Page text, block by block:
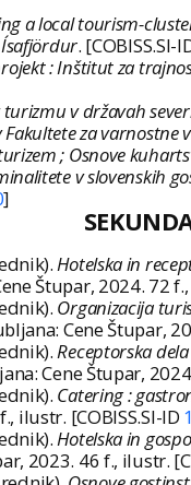
a local tourism-
Ísafjördur. [COBISS.SI-
: Inštitut za
v državah
za varnostne
; Osnove
v slovenskih
]
Hotelska in
Štupar, 2024. 72
Organizacija
Cene Štupar,
Receptorska
Cene Štupar,
Catering :
ilustr. [COBISS.SI-ID
Hotelska in
2023. 46 f., ilustr.